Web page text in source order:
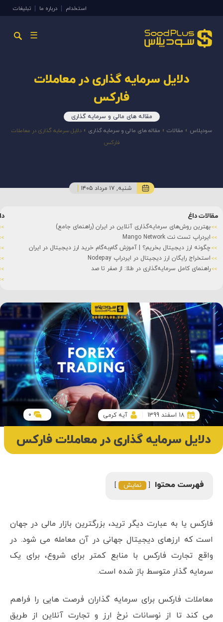
استخدام درباره ما تبلیغات
☰
دلایل سرمایه گذاری در معاملات
فارکس
مقاله های مالی و سرمایه گذاری
سودپلاس » مقالات » مقاله های مالی و سرمایه گذاری » دلایل سرمایه گذاری در معاملات
فارکس
شنبه, ۱۷ مرداد ۱۴۰۵
مقالات داغ
بهترین روش‌های سرمایه‌گذاری آنلاین در ایران (راهنمای جامع)
ایردراپ تست نت Mango Network
چگونه ارز دیجیتال بخریم؟ | آموزش گام‌به‌گام خرید ارز دیجیتال در ایران
استخراج رایگان ارز دیجیتال در ایردراپ Nodepay
راهنمای کامل سرمایه‌گذاری در طلا: از صفر تا صد
دلایل سرمایه گذاری در معاملات فارکس
18 اسفند 1399 آیه کرمی 0
فهرست محتوا نمایش
فارکس یا به عبارت دیگر ترید، بزرگترین بازار مالی در جهان
است که ارزهای دیجیتال جهانی در آن معامله می شود. در
واقع تجارت فارکس با منابع کمتر برای شروع، برای یک
سرمایه گذار متوسط ​​باز شده است.
معاملات فارکس برای سرمایه گذاران فرصت هایی را فراهم
می کند تا از نوسانات نرخ ارز و تجارت آنلاین از طریق